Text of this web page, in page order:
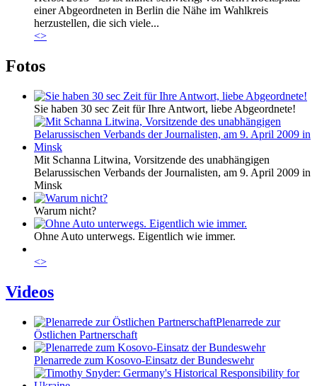
einer Abgeordneten in Berlin die Nähe im Wahlkreis
herzustellen, die sich viele...
<>
Fotos
Sie haben 30 sec Zeit für Ihre Antwort, liebe Abgeordnete!
Mit Schanna Litwina, Vorsitzende des unabhängigen
Belarussischen Verbands der Journalisten, am 9. April 2009 in
Minsk
Warum nicht?
Ohne Auto unterwegs. Eigentlich wie immer.
<>
Videos
Plenarrede zur
Östlichen Partnerschaft
Plenarrede zum Kosovo-Einsatz der Bundeswehr